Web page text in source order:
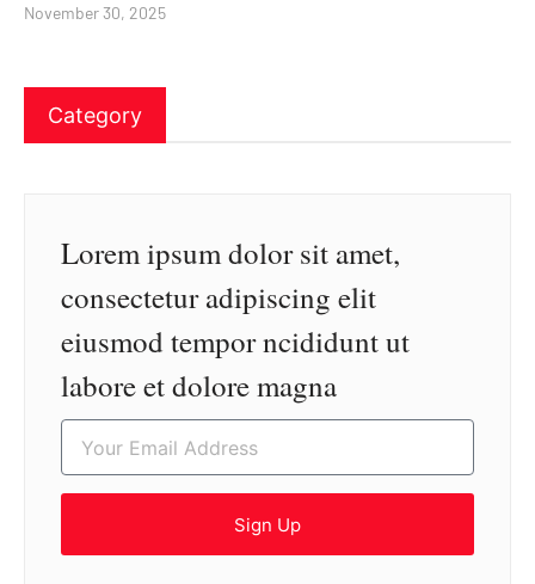
November 30, 2025
Category
Lorem ipsum dolor sit amet,
consectetur adipiscing elit
eiusmod tempor ncididunt ut
labore et dolore magna
Sign Up